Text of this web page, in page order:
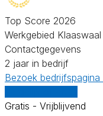
Top Score 2026
Werkgebied Klaaswaal
Contactgegevens
2 jaar in bedrijf
Bezoek bedrijfspagina
Gratis - Vrijblijvend